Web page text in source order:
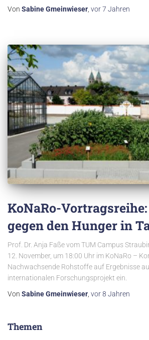
Von Sabine Gmeinwieser vor7 Jahren
KoNaRo-
gegen den Hunger in
Prof. Dr. Anja Faße vom TUM Campus
12. November, um 18:00 Uhr im KoNaRo –
Nachwachsende Rohstoffe auf Ergebnisse
internationalen Forschungsprojekt ein.
Von Sabine Gmeinwieser, vor8 Jahren
Themen